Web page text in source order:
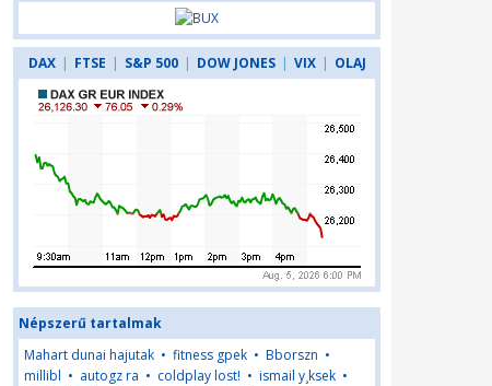
DAX | FTSE | S&P 500 | DOW JONES | VIX | OLAJ
Népszerű tartalmak
Mahart dunai hajutak • fitness gpek • Bborszn •
millibl • autogz ra • coldplay lost! • ismail y¸ksek •